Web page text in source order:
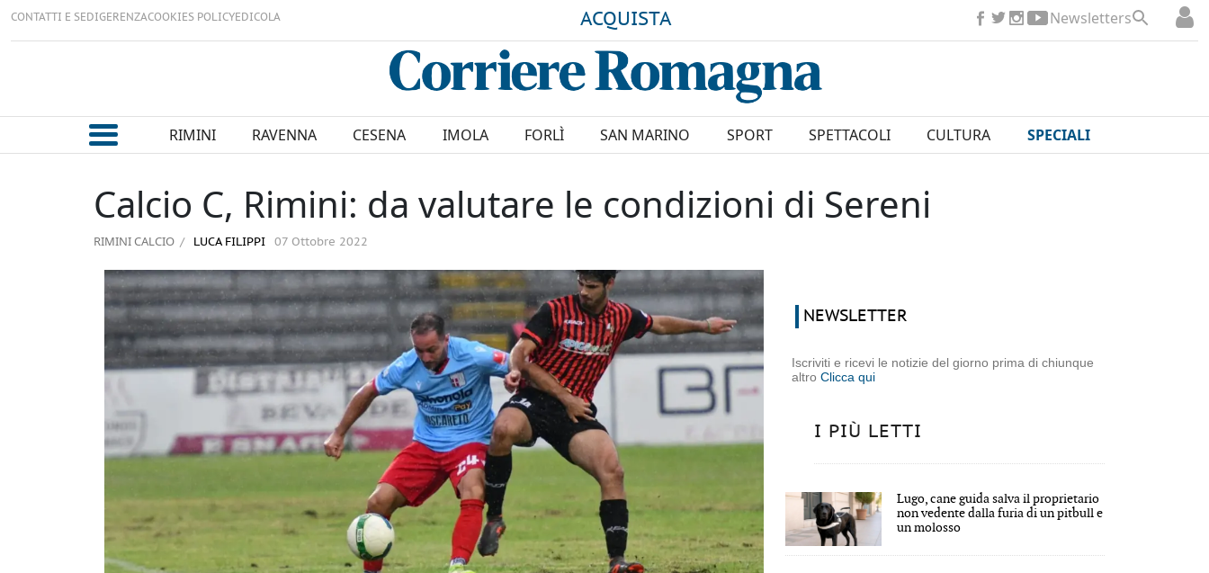
CONTATTI E SEDIGERENZACOOKIES POLICYEDICOLA ACQUISTA Newsletters
RIMINI RAVENNA CESENA IMOLA FORLÌ SAN MARINO SPORT SPETTACOLI CULTURA SPECIALI
Calcio C, Rimini: da valutare le condizioni di Sereni
RIMINI CALCIO LUCA FILIPPI 07 Ottobre 2022
NEWSLETTER
Iscriviti e ricevi le notizie del giorno prima di chiunque
altroClicca qui
I PIÙ LETTI
Lugo, cane guida salva il proprietario
non vedente dalla furia di un pitbull e
un molosso